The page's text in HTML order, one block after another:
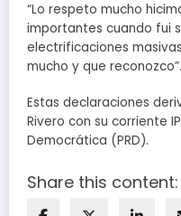
“Lo respeto mucho
importantes cuando fui
electrificaciones
mucho y que reconozco”.
Estas declaraciones
Rivero con su corriente
Democrática (PRD).
Share this content: